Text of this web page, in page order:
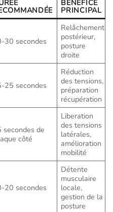
BÉNÉFICE
PRINCIPAL
30 secondes
Relâchement
postérieur,
posture
droite
25 secondes
Réduction
des tensions,
préparation
récupération
secondes de
côté
Liberation
des tensions
latérales,
amélioration
mobilité
20 secondes
Détente
musculaire
locale,
gestion de la
posture